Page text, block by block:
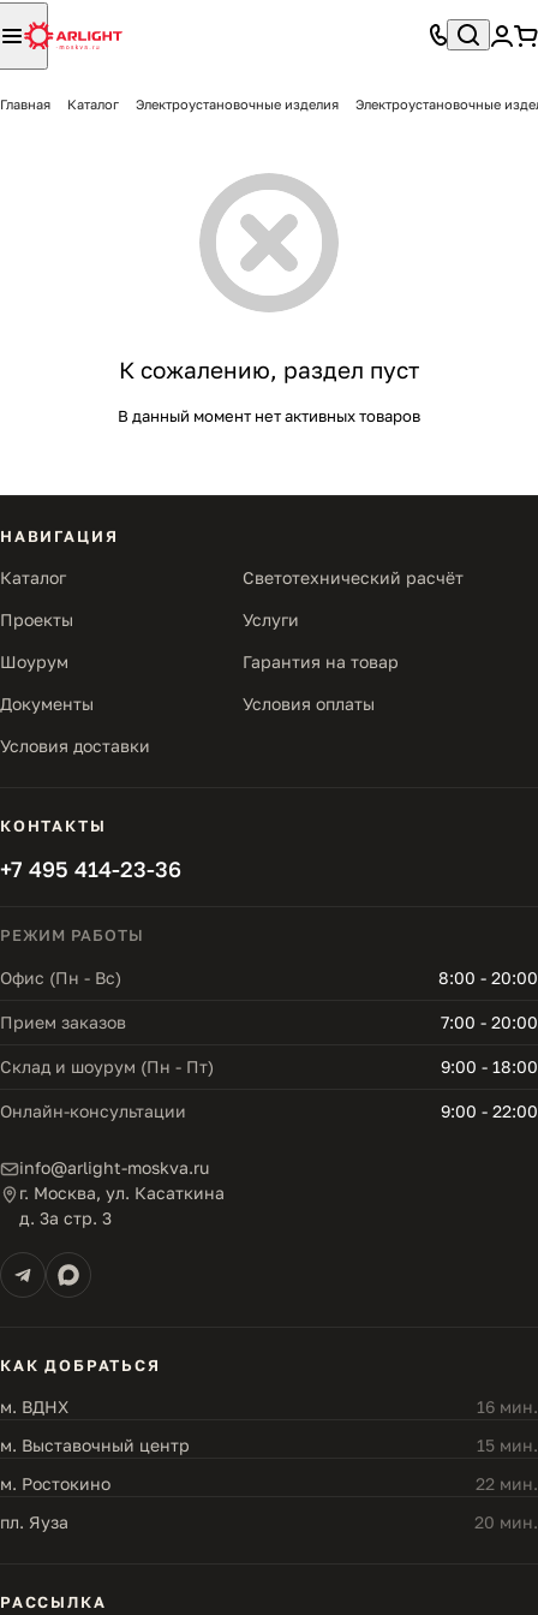
Главная Каталог Электроустановочные изделия Электроустановочные
К сожалению, раздел пуст
В данный момент нет активных товаров
НАВИГАЦИЯ
Каталог Светотехнический расчёт
Проекты Услуги
Шоурум Гарантия на товар
Документы Условия оплаты
Условия доставки
КОНТАКТЫ
+7 495 414-23-36
РЕЖИМ РАБОТЫ
Офис (Пн - Вс) 8:00 - 20:00
Прием заказов 7:00 - 20:00
Склад и шоурум (Пн - Пт) 9:00 - 18:00
Онлайн-консультации 9:00 - 22:00
info@arlight-moskva.ru
г. Москва, ул. Касаткина
д. 3а стр. 3
КАК ДОБРАТЬСЯ
м. ВДНХ
16 мин.
м. Выставочный центр
15 мин.
м. Ростокино
22 мин.
пл. Яуза
20 мин.
РАССЫЛКА